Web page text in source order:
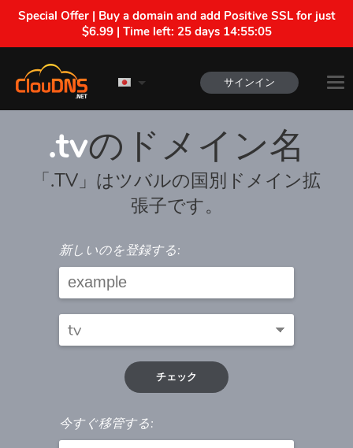
Special Offer | Buy a domain and add Positive SSL for just
$6.99 | Time left: 25 days 14:55:04
サインイン
.tvのドメイン名
「.TV」はツバルの国別ドメイン拡
張子です。
新しいのを登録する:
チェック
今すぐ移管する: